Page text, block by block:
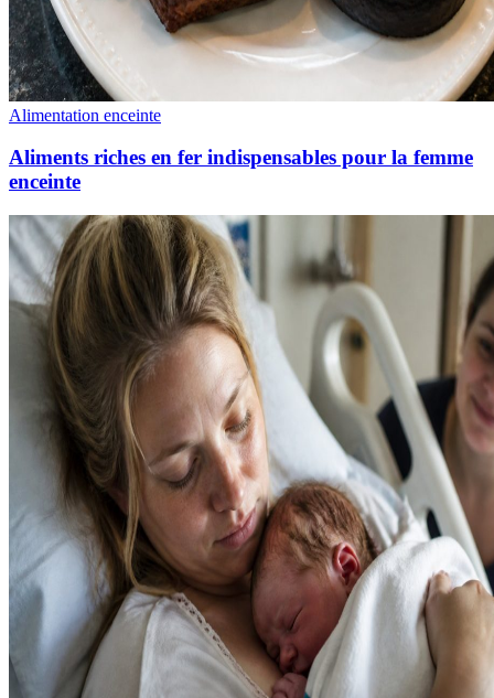
Alimentation enceinte
Aliments riches en fer indispensables pour la femme
enceinte